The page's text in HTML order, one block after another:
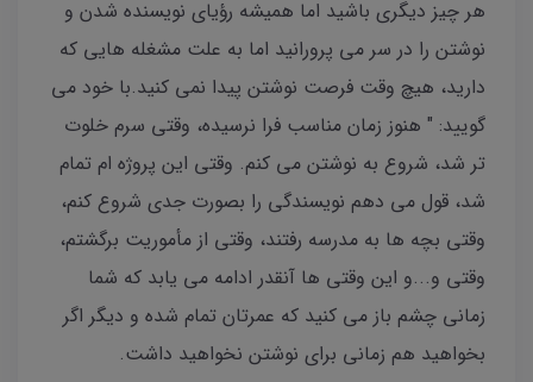
هر چیز دیگری باشید اما همیشه رؤیای نویسنده شدن و
نوشتن را در سر می پرورانید اما به علت مشغله هایی که
دارید، هیچ وقت فرصت نوشتن پیدا نمی کنید.با خود می
گویید: " هنوز زمان مناسب فرا نرسیده، وقتی سرم خلوت
تر شد، شروع به نوشتن می کنم. وقتی این پروژه ام تمام
شد، قول می دهم نویسندگی را بصورت جدی شروع کنم،
وقتی بچه ها به مدرسه رفتند، وقتی از مأموريت برگشتم،
وقتی و...و این وقتی ها آنقدر ادامه می یابد که شما
زمانی چشم باز می کنید که عمرتان تمام شده و دیگر اگر
بخواهید هم زمانی برای نوشتن نخواهید داشت.